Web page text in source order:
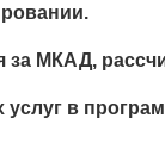
за МКАД,
в